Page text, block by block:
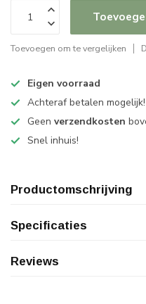
Toevoegen om te vergelijken
Eigen voorraad
Achteraf betalen mogelijk!
Geen verzendkosten
Snel inhuis!
Productomschrijving
Specificaties
Reviews